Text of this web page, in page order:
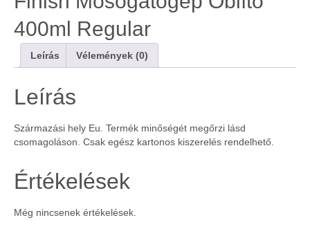
400ml Regular
Leírás Vélemények (0)
Leírás
Származási hely Eu. Termék minőségét megőrzi lásd
csomagoláson. Csak egész kartonos kiszerelés rendelhető.
Értékelések
Még nincsenek értékelések.